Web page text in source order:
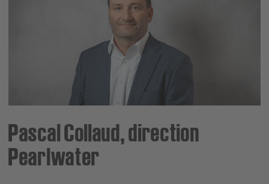
Pascal Collaud, direction
Pearlwater